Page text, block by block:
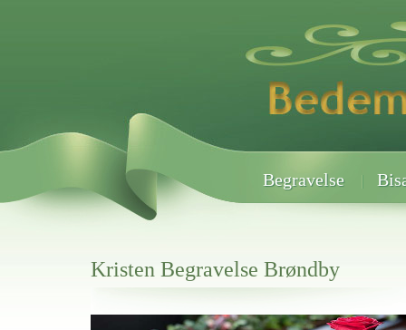
Begravelse
Kristen Begravelse Brøndby